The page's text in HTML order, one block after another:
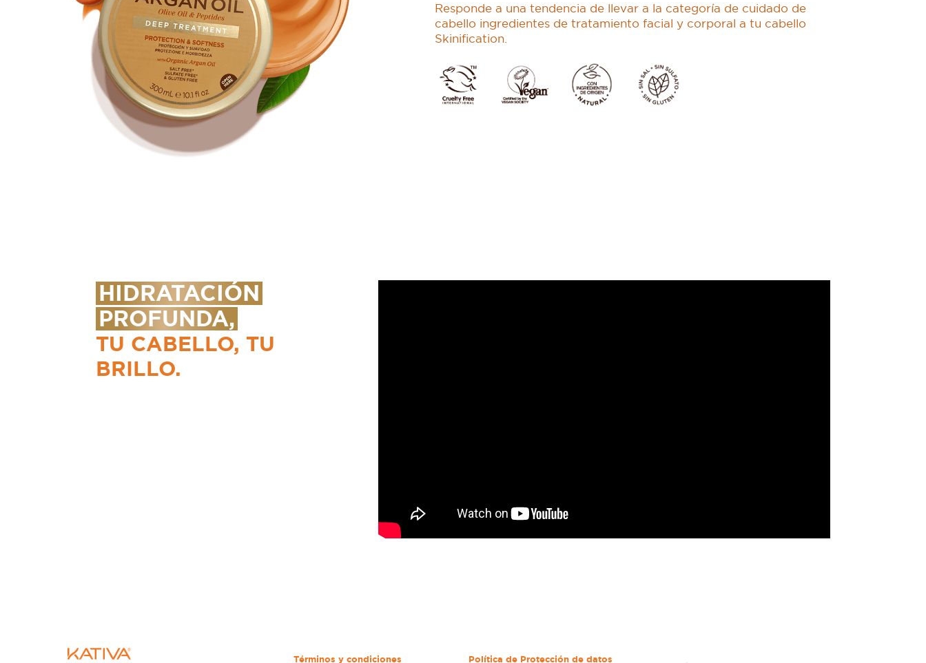
Responde a una tendencia de llevar a la categoría de cuidado de
cabello ingredientes de tratamiento facial y corporal a tu cabello
Skinification.
HIDRATACIÓN
PROFUNDA,
TU CABELLO, TU
BRILLO.
Términos y condiciones Política de Protección de datos